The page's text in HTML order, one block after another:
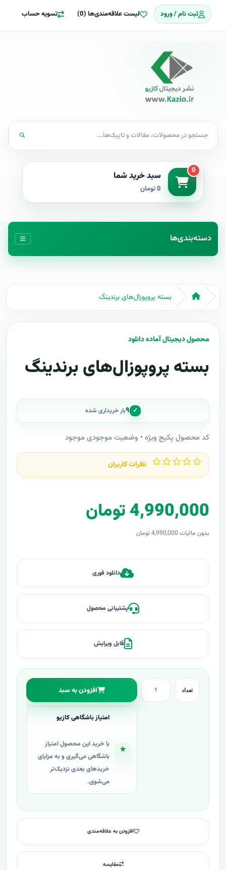
ثبت نام / ورود لیست علاقه‌مندی‌ها (0) تسویه حساب
0 سبد خرید شما
0 تومان
دسته‌بندی‌ها
بسته پروپوزال‌های برندینگ
محصول دیجیتال آماده دانلود
بسته پروپوزال‌های برندینگ
✓ ۹بار خریداری شده
کد محصول پکیج ویژه • وضعیت موجودی موجود
نظرات کاربران
4,990,000 تومان
بدون مالیات 4,990,000 تومان
دانلود فوری
پشتیبانی محصول
قابل ویرایش
تعداد افزودن به سبد
★
امتیاز باشگاهی کازیو
با خرید این محصول امتیاز
باشگاهی می‌گیری و به مزایای
خریدهای بعدی نزدیک‌تر
می‌شوی.
افزودن به علاقه‌مندی
مقایسه